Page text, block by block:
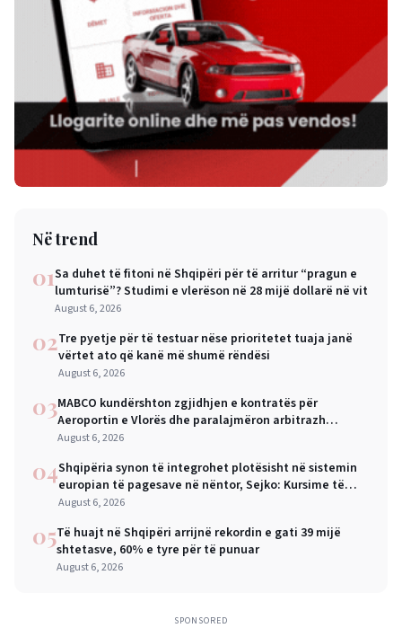
Në trend
01Sa duhet të fitoni në Shqipëri për të arritur “pragun e
lumturisë”? Studimi e vlerëson në 28 mijë dollarë në vit
August 6, 2026
02Tre pyetje për të testuar nëse prioritetet tuaja janë
vërtet ato që kanë më shumë rëndësi
August 6, 2026
03MABCO kundërshton zgjidhjen e kontratës për
Aeroportin e Vlorës dhe paralajmëron arbitrazh
ndërkombëtar
August 6, 2026
04Shqipëria synon të integrohet plotësisht në sistemin
europian të pagesave në nëntor, Sejko: Kursime të
mëdha për qytetarët dhe bizneset
August 6, 2026
05Të huajt në Shqipëri arrijnë rekordin e gati 39 mijë
shtetasve, 60% e tyre për të punuar
August 6, 2026
SPONSORED